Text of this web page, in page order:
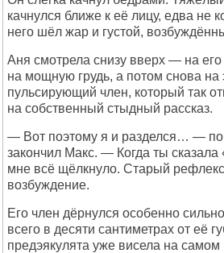
качнулся ближе к её лицу, едва не
него шёл жар и густой,
Аня смотрела снизу вверх — на
на мощную грудь, а потом снова на
пульсирующий член, который так
на собственный стыдный рассказ.
— Вот поэтому я и разделся… —
закончил Макс. — Когда ты сказала
мне всё щёлкнуло. Старый
возбуждение.
Его член дёрнулся особенно
всего в десяти сантиметрах от её
предэякулята уже висела на самом